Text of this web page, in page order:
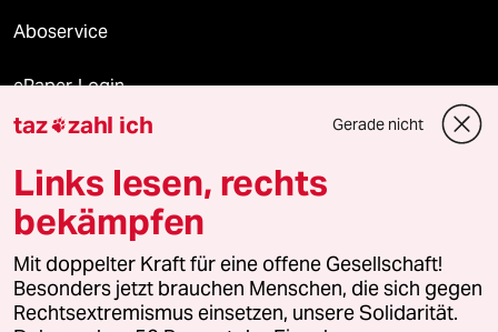
Aboservice
ePaper Login
Downloads für Abonnierende
© 2026 taz Verlags und Vertriebs GmbH
Alle Rechte vorbehalten. Bei rechtlichen Fragen oder für Genehmigungen
wenden Sie sich bitte an
lizenzen@taz.de
taz zahl ich Gerade nicht
Links lesen, rechts
bekämpfen
Mit doppelter Kraft für eine offene Gesellschaft!
Besonders jetzt brauchen Menschen, die sich gegen
Rechtsextremismus einsetzen, unsere Solidarität.